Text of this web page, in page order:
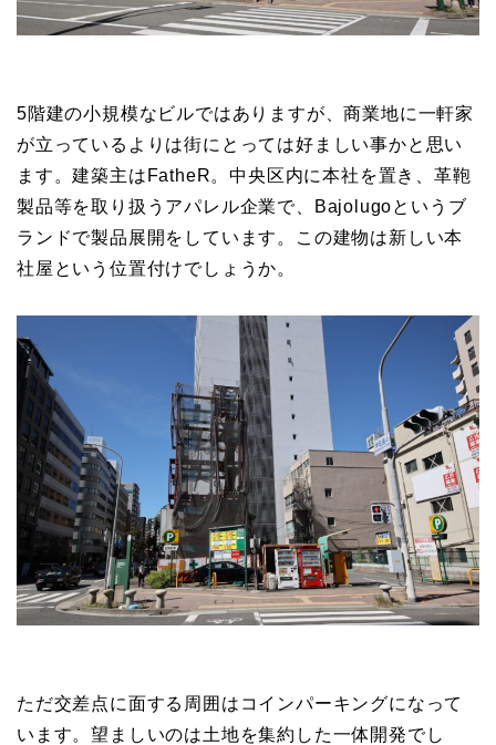
5階建の小規模なビルではありますが、商業地に一軒家
が立っているよりは街にとっては好ましい事かと思い
ます。建築主はFatheR。中央区内に本社を置き、革鞄
製品等を取り扱うアパレル企業で、Bajolugoというブ
ランドで製品展開をしています。この建物は新しい本
社屋という位置付けでしょうか。
ただ交差点に面する周囲はコインパーキングになって
います。望ましいのは土地を集約した一体開発でし